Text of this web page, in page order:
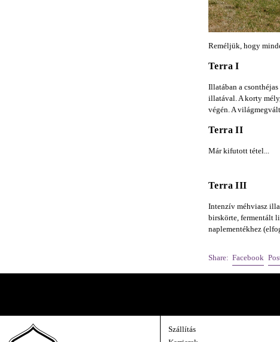
Reméljük, hogy
Terra I
Illatában a
illatával. A korty
végén. A
Terra II
Már kifutott tétel...
Terra III
Intenzív méhviasz
birskörte, fermentált
naplementékhez
Share: Facebook
Szállítás